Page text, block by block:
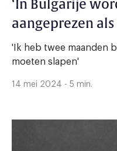
‘In Bulgarije
aangeprezen als
'Ik heb twee maanden
moeten slapen'
14 mei 2024 - 5 min.